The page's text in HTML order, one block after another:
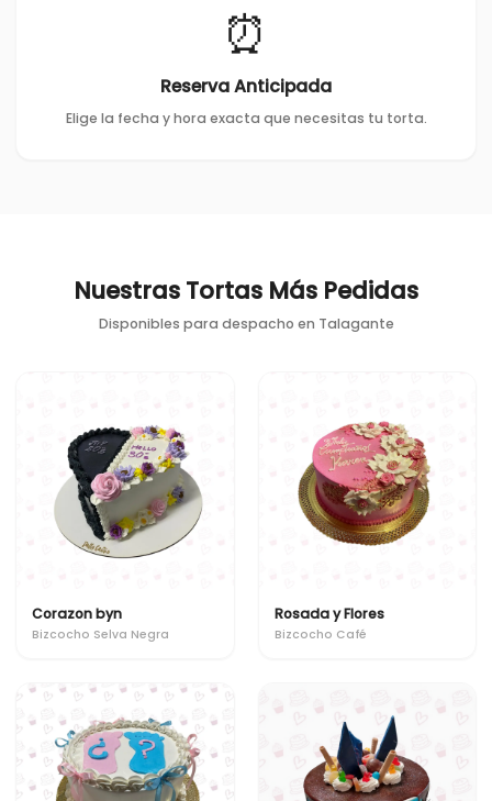
⏰
Reserva Anticipada
Elige la fecha y hora exacta que necesitas tu torta.
Nuestras Tortas Más Pedidas
Disponibles para despacho en Talagante
Corazon byn
Bizcocho Selva Negra
Rosada y Flores
Bizcocho Café